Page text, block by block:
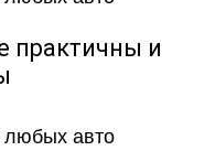
практичны и